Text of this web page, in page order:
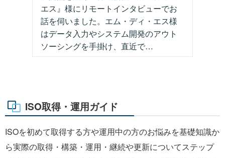
エス』様にリモートインタビューでお
話を伺いました。エム・ディ・エス様
はデータ入力やシステム開発のアウト
ソーシングを手掛け、直近で…
ISO取得・運用ガイド
ISOを初めて取得する方や運用中の方のお悩みを基礎知識か
ら実際の取得・構築・運用・継続や更新についてステップ